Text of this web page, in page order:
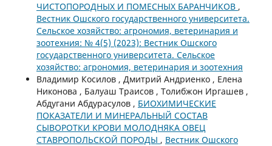
ЧИСТОПОРОДНЫХ И ПОМЕСНЫХ БАРАНЧИКОВ ,
Вестник Ошского государственного университета.
Сельское хозяйство: агрономия, ветеринария и
зоотехния: № 4(5) (2023): Вестник Ошского
государственного университета. Сельское
хозяйство: агрономия, ветеринария и зоотехния
Владимир Косилов , Дмитрий Андриенко , Елена
Никонова , Балуаш Траисов , Толибжон Иргашев ,
Абдугани Абдурасулов , БИОХИМИЧЕСКИЕ
ПОКАЗАТЕЛИ И МИНЕРАЛЬНЫЙ СОСТАВ
СЫВОРОТКИ КРОВИ МОЛОДНЯКА ОВЕЦ
СТАВРОПОЛЬСКОЙ ПОРОДЫ , Вестник Ошского